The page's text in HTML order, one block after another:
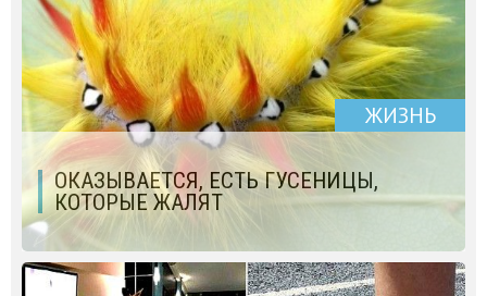
ЖИЗНЬ
ОКАЗЫВАЕТСЯ, ЕСТЬ ГУСЕНИЦЫ,
КОТОРЫЕ ЖАЛЯТ